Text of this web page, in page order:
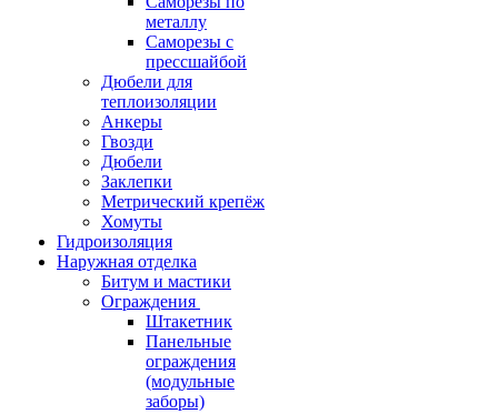
металлу
Саморезы с
прессшайбой
Дюбели для
теплоизоляции
Анкеры
Гвозди
Дюбели
Заклепки
Метрический крепёж
Хомуты
Гидроизоляция
Наружная отделка
Битум и мастики
Ограждения
Штакетник
Панельные
ограждения
(модульные
заборы)